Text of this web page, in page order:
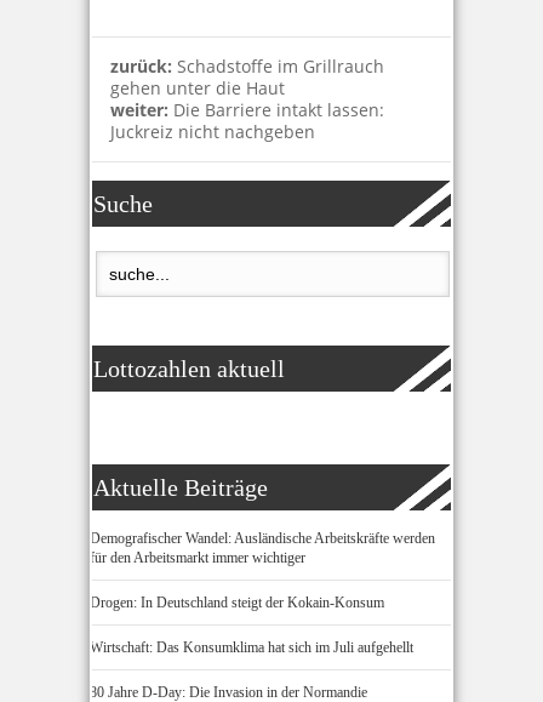
zurück: Schadstoffe im Grillrauch
gehen unter die Haut
weiter: Die Barriere intakt lassen:
Juckreiz nicht nachgeben
Suche
Lottozahlen aktuell
Aktuelle Beiträge
Demografischer Wandel: Ausländische Arbeitskräfte werden
für den Arbeitsmarkt immer wichtiger
Drogen: In Deutschland steigt der Kokain-Konsum
Wirtschaft: Das Konsumklima hat sich im Juli aufgehellt
80 Jahre D-Day: Die Invasion in der Normandie